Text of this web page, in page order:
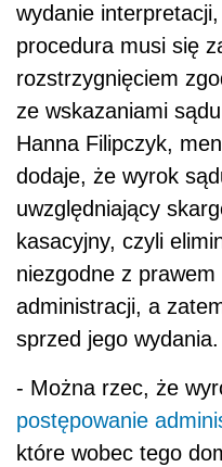
wydanie
procedura musi się
rozstrzygnięciem
ze wskazaniami
Hanna Filipczyk,
dodaje, że wyrok
uwzględniający
kasacyjny, czyli
niezgodne z
administracji, a
sprzed jego wydania.
- Można rzec, że
postępowanie
które wobec tego